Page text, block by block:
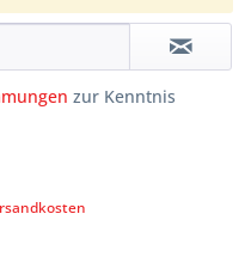
zur Kenntnis